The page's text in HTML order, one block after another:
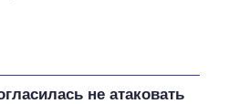
не атаковать